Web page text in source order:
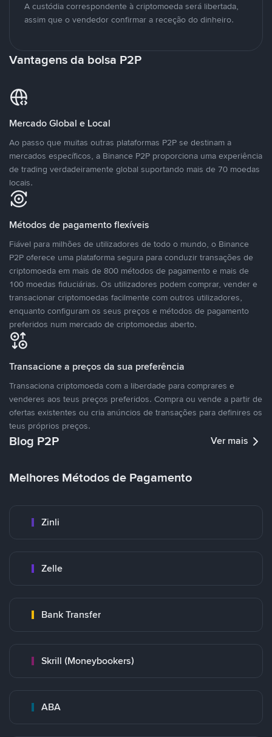
A custódia correspondente à criptomoeda será libertada,
assim que o vendedor confirmar a receção do dinheiro.
Vantagens da bolsa P2P
Mercado Global e Local
Ao passo que muitas outras plataformas P2P se destinam a
mercados específicos, a Binance P2P proporciona uma experiência
de trading verdadeiramente global suportando mais de 70 moedas
locais.
Métodos de pagamento flexíveis
Fiável para milhões de utilizadores de todo o mundo, o Binance
P2P oferece uma plataforma segura para conduzir transações de
criptomoeda em mais de 800 métodos de pagamento e mais de
100 moedas fiduciárias. Os utilizadores podem comprar, vender e
transacionar criptomoedas facilmente com outros utilizadores,
enquanto configuram os seus preços e métodos de pagamento
preferidos num mercado de criptomoedas aberto.
Transacione a preços da sua preferência
Transaciona criptomoeda com a liberdade para comprares e
venderes aos teus preços preferidos. Compra ou vende a partir de
ofertas existentes ou cria anúncios de transações para definires os
teus próprios preços.
Blog P2P Ver mais
Melhores Métodos de Pagamento
Zinli
Zelle
Bank Transfer
Skrill (Moneybookers)
ABA